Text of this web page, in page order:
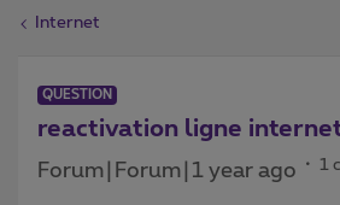
Internet
QUESTION
reactivation ligne
Forum|Forum|1 year ago 1